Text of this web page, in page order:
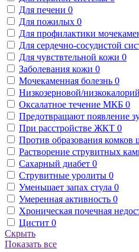
Для печени 0
Для пожилых 0
Для профилактики
Для сердечно-сосудистой
Для чувствтельной кожи 0
Заболевания кожи 0
Мочекаменная болезнь 0
Низкозерновой/
Оксалатное течение МКБ 0
Предотвращают появление
При расстройстве ЖКТ 0
Против образования комков
Растворение струвитных
Сахарный диабет 0
Струвитные уролиты 0
Уменьшает запах стула 0
Умеренная активность 0
Хроническая почечная
Цистит 0
Скрыть
Показать все